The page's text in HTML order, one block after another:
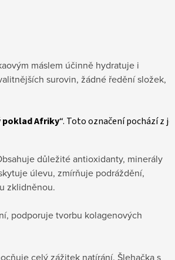
máslem účinně hydratuje i
surovin, žádné ředění složek,
poklad Afriky“. Toto označení pochází z
důležité antioxidanty, minerály
úlevu, zmírňuje podráždění,
zklidněnou.
podporuje tvorbu kolagenových
celý zážitek natírání. Šlehačka s